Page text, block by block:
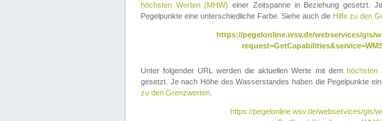
höchsten Werten (MHW) einer Zeitspanne in Beziehung gesetzt.
Pegelpunkte eine unterschiedliche Farbe. Siehe auch die Hilfe zu den
https://pegelonline.wsv.de/webservices/gis/
Unter folgender URL werden die aktuellen Werte mit dem höchsten
gesetzt. Je nach Höhe des Wasserstandes haben die Pegelpunkte
zu den Grenzwerten
https://pegelonline.wsv.de/webservices/gis/